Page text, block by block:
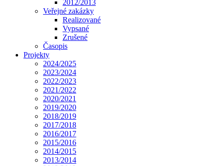
2012/2013
Veřejné zakázky
Realizované
Vypsané
Zrušené
Časopis
Projekty
2024/2025
2023/2024
2022/2023
2021/2022
2020/2021
2019/2020
2018/2019
2017/2018
2016/2017
2015/2016
2014/2015
2013/2014